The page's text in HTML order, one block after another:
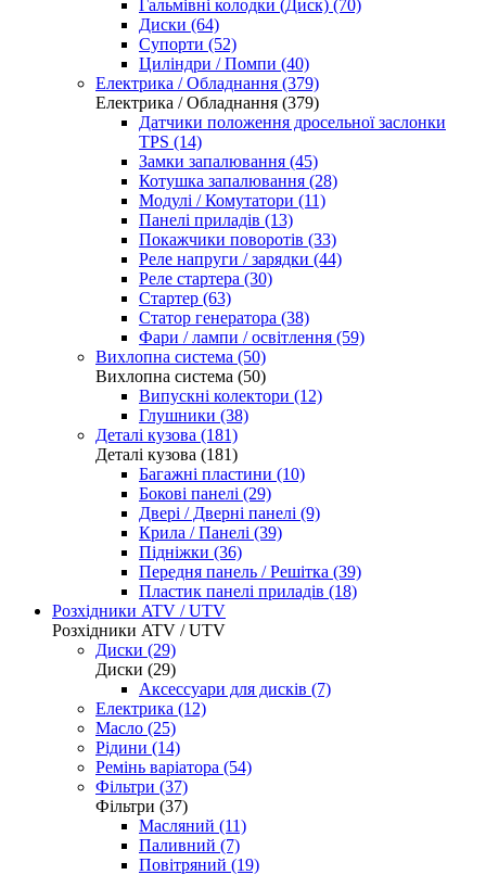
Гальмівні колодки (Диск) (70)
Диски (64)
Супорти (52)
Циліндри / Помпи (40)
Електрика / Обладнання (379)
Електрика / Обладнання (379)
Датчики положення дросельної заслонки
TPS (14)
Замки запалювання (45)
Котушка запалювання (28)
Модулі / Комутатори (11)
Панелі приладів (13)
Покажчики поворотів (33)
Реле напруги / зарядки (44)
Реле стартера (30)
Стартер (63)
Статор генератора (38)
Фари / лампи / освітлення (59)
Вихлопна система (50)
Вихлопна система (50)
Випускні колектори (12)
Глушники (38)
Деталі кузова (181)
Деталі кузова (181)
Багажні пластини (10)
Бокові панелі (29)
Двері / Дверні панелі (9)
Крила / Панелі (39)
Підніжки (36)
Передня панель / Решітка (39)
Пластик панелі приладів (18)
Розхідники ATV / UTV
Розхідники ATV / UTV
Диски (29)
Диски (29)
Аксессуари для дисків (7)
Електрика (12)
Масло (25)
Рідини (14)
Ремінь варіатора (54)
Фільтри (37)
Фільтри (37)
Масляний (11)
Паливний (7)
Повітряний (19)